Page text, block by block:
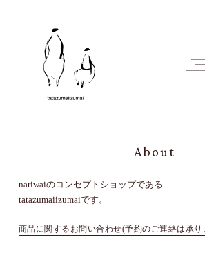
About
nariwaiのコンセプトショップである
tatazumaiizumaiです。
商品に関するお問い合わせ(予約のご連絡は承り